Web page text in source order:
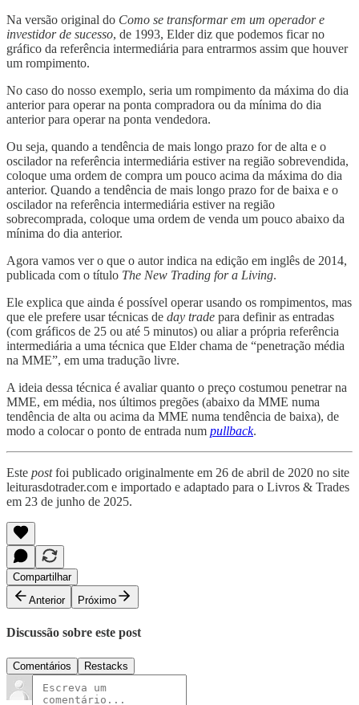
Na versão original do Como se transformar em um operador e
investidor de sucesso, de 1993, Elder diz que podemos ficar no
gráfico da referência intermediária para entrarmos assim que houver
um rompimento.
No caso do nosso exemplo, seria um rompimento da máxima do dia
anterior para operar na ponta compradora ou da mínima do dia
anterior para operar na ponta vendedora.
Ou seja, quando a tendência de mais longo prazo for de alta e o
oscilador na referência intermediária estiver na região sobrevendida,
coloque uma ordem de compra um pouco acima da máxima do dia
anterior. Quando a tendência de mais longo prazo for de baixa e o
oscilador na referência intermediária estiver na região
sobrecomprada, coloque uma ordem de venda um pouco abaixo da
mínima do dia anterior.
Agora vamos ver o que o autor indica na edição em inglês de 2014,
publicada com o título The New Trading for a Living.
Ele explica que ainda é possível operar usando os rompimentos, mas
que ele prefere usar técnicas de day trade para definir as entradas
(com gráficos de 25 ou até 5 minutos) ou aliar a própria referência
intermediária a uma técnica que Elder chama de “penetração média
na MME”, em uma tradução livre.
A ideia dessa técnica é avaliar quanto o preço costumou penetrar na
MME, em média, nos últimos pregões (abaixo da MME numa
tendência de alta ou acima da MME numa tendência de baixa), de
modo a colocar o ponto de entrada num pullback.
Este postfoi publicado originalmente em 26 de abril de 2020 no site
leiturasdotrader.com e importado e adaptado para o Livros & Trades
em 23 de junho de 2025.
Compartilhar
Anterior
Próximo
Discussão sobre este post
Comentários Restacks